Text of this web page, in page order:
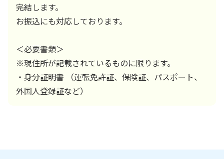
完結します。
お振込にも対応しております。
＜必要書類＞
※現住所が記載されているものに限ります。
・身分証明書 （運転免許証、保険証、パスポート、
外国人登録証など）